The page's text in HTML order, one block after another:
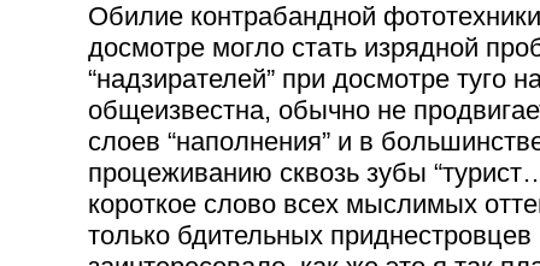
Обилие контрабандной
досмотре могло стать изрядной
“надзирателей” при досмотре туго
общеизвестна, обычно не
слоев “наполнения” и в
процеживанию сквозь зубы
короткое слово всех мыслимых
только бдительных